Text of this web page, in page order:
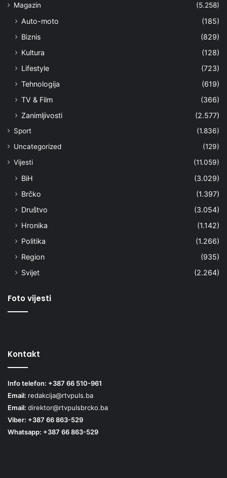
Magazin
(5.258)
Auto-moto
(185)
Biznis
(829)
Kultura
(128)
Lifestyle
(723)
Tehnologija
(619)
TV & Film
(366)
Zanimljivosti
(2.577)
Sport
(1.836)
Uncategorized
(129)
Vijesti
(11.059)
BiH
(3.029)
Brčko
(1.397)
Društvo
(3.054)
Hronika
(1.142)
Politika
(1.266)
Region
(935)
Svijet
(2.264)
Foto vijesti
Kontakt
Info telefon: +387 66 510-961
Email: redakcija@rtvpuls.ba
Email: direktor@rtvpulsbrcko.ba
Viber: +387 66 863-529
Whatsapp: +387 66 863-529